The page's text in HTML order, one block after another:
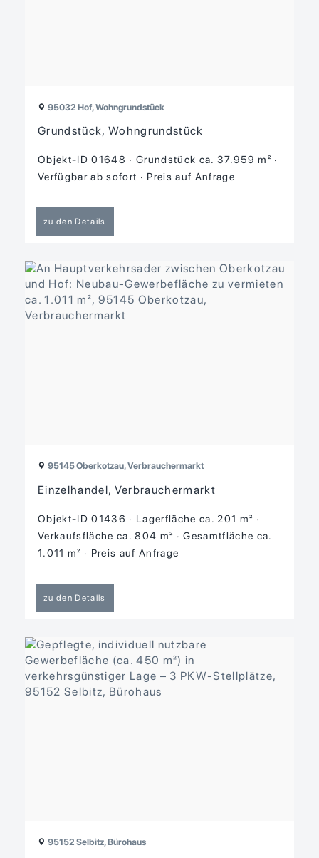
95032 Hof, Wohngrundstück
Grundstück, Wohngrundstück
Objekt-ID 01648
Grund­stück ca. 37.959 m²
Verfügbar ab sofort
Preis auf Anfrage
zu den Details
95145 Oberkotzau, Verbrauchermarkt
Einzelhandel, Verbrauchermarkt
Objekt-ID 01436
Lagerfläche ca. 201 m²
Verkaufsfläche ca. 804 m²
Gesamtfläche ca.
1.011 m²
Preis auf Anfrage
zu den Details
95152 Selbitz, Bürohaus